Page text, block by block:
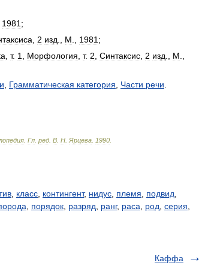
1981 ;
2 изд М 1981 ;
т. 1 Морфология т. 2 Синтаксис 2 изд М
Грамматическая категория Части речи
Гл ред В Н Ярцева 1990
класс контингент, нидус племя подвид
порядок разряд ранг, раса род серия
Каффа